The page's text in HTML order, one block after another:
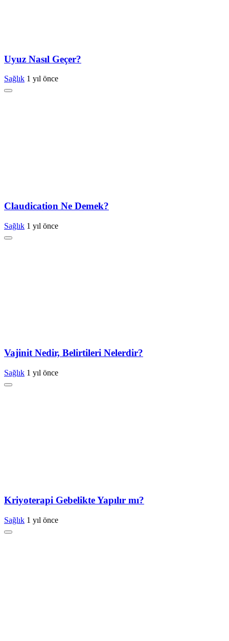
Uyuz Nasıl Geçer?
Sağlık 1 yıl önce
Claudication Ne Demek?
Sağlık 1 yıl önce
Vajinit Nedir, Belirtileri Nelerdir?
Sağlık 1 yıl önce
Kriyoterapi Gebelikte Yapılır mı?
Sağlık 1 yıl önce